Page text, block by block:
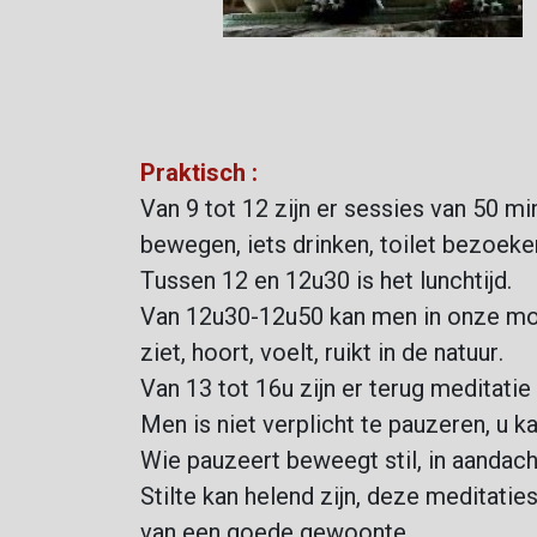
Praktisch :
Van 9 tot 12 zijn er sessies van 50
bewegen, iets drinken, toilet
Tussen 12 en 12u30 is het lunchtijd.
Van 12u30-12u50 kan men in onze
ziet, hoort, voelt, ruikt in de natuur.
Van 13 tot 16u zijn er terug
Men is niet verplicht te pauzeren, u
Wie pauzeert beweegt stil, in
Stilte kan helend zijn, deze